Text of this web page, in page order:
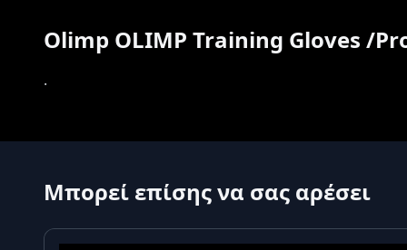
Olimp OLIMP Training Gloves /
.
Μπορεί επίσης να σας αρέσει